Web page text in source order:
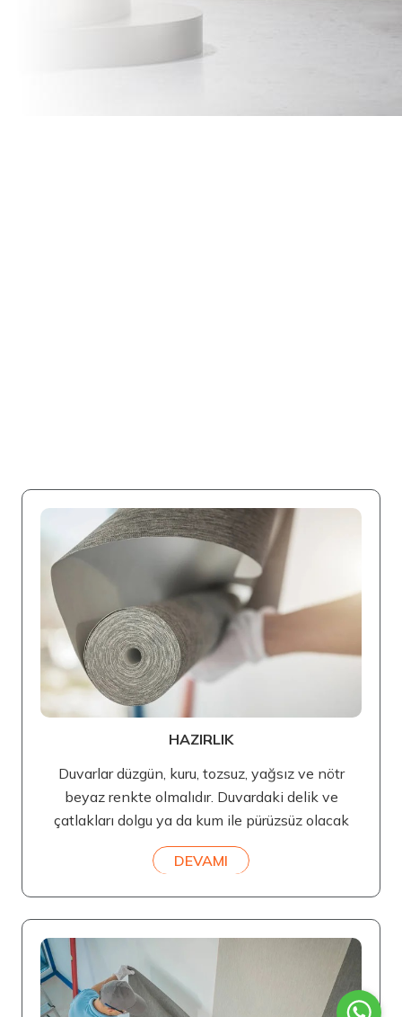
HAZIRLIK
Duvarlar düzgün, kuru, tozsuz, yağsız ve nötr
beyaz renkte olmalıdır. Duvardaki delik ve
çatlakları dolgu ya da kum ile pürüzsüz olacak
DEVAMI